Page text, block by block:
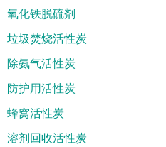
氧化铁脱硫剂
垃圾焚烧活性炭
除氨气活性炭
防护用活性炭
蜂窝活性炭
溶剂回收活性炭